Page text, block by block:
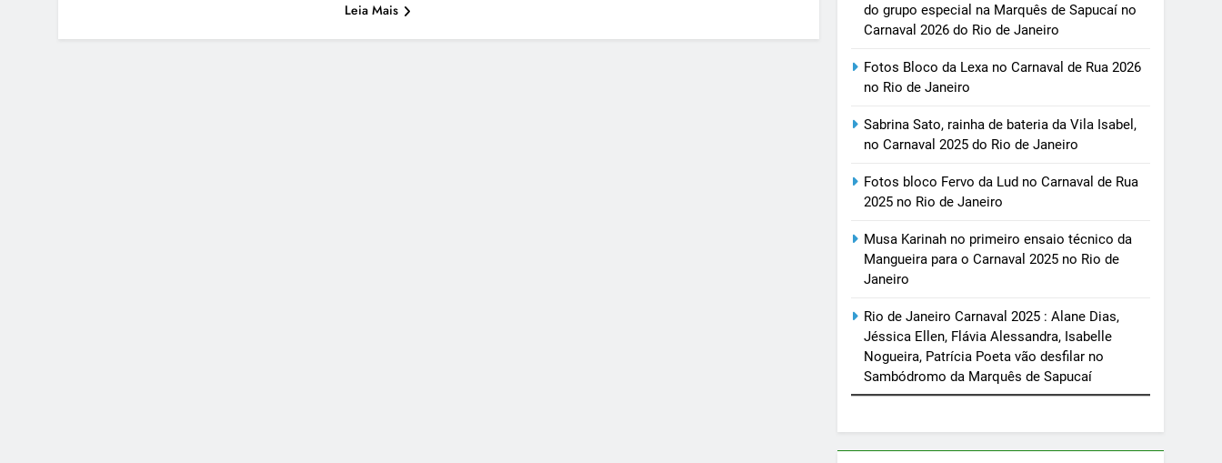
Leia Mais
do grupo especial na Marquês de Sapucaí no
Carnaval 2026 do Rio de Janeiro
Fotos Bloco da Lexa no Carnaval de Rua 2026
no Rio de Janeiro
Sabrina Sato, rainha de bateria da Vila Isabel,
no Carnaval 2025 do Rio de Janeiro
Fotos bloco Fervo da Lud no Carnaval de Rua
2025 no Rio de Janeiro
Musa Karinah no primeiro ensaio técnico da
Mangueira para o Carnaval 2025 no Rio de
Janeiro
Rio de Janeiro Carnaval 2025 : Alane Dias,
Jéssica Ellen, Flávia Alessandra, Isabelle
Nogueira, Patrícia Poeta vão desfilar no
Sambódromo da Marquês de Sapucaí